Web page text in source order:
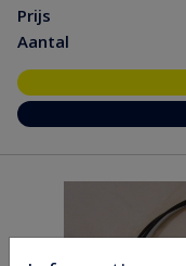
Prijs
Aantal